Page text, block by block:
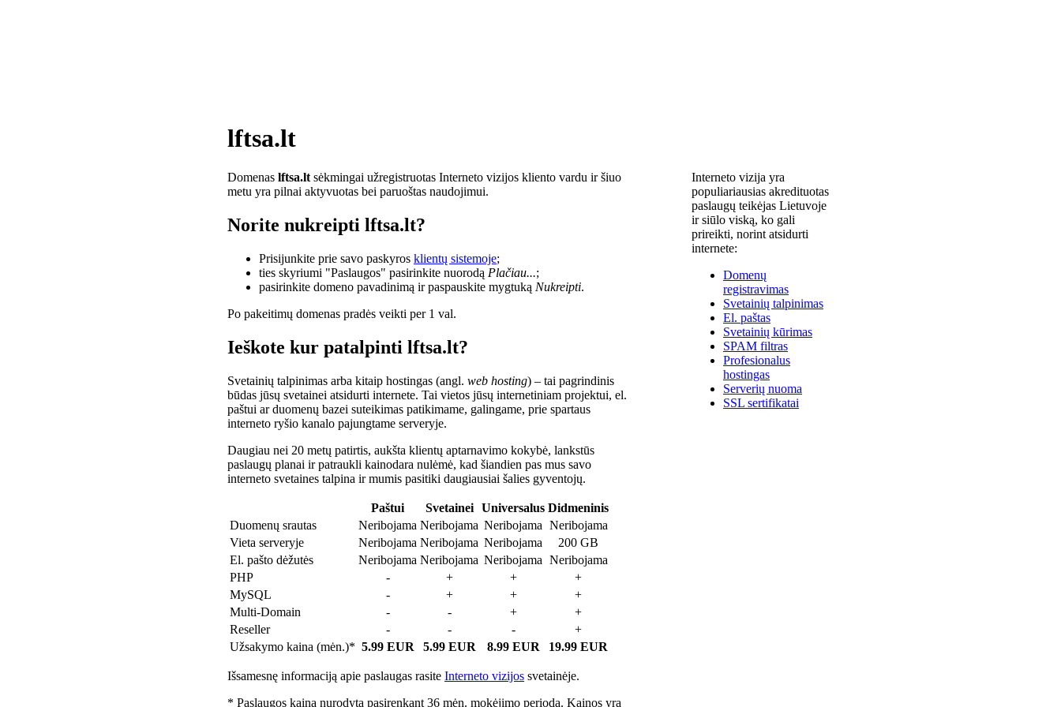
lftsa.lt
Domenas lftsa.lt sėkmingai užregistruotas Interneto vizijos kliento vardu ir šiuo
metu yra pilnai aktyvuotas bei paruoštas naudojimui.
Norite nukreipti lftsa.lt?
Prisijunkite prie savo paskyros klientų sistemoje;
ties skyriumi "Paslaugos" pasirinkite nuorodą Plačiau...;
pasirinkite domeno pavadinimą ir paspauskite mygtuką Nukreipti.
Po pakeitimų domenas pradės veikti per 1 val.
Ieškote kur patalpinti lftsa.lt?
Svetainių talpinimas arba kitaip hostingas (angl. web hosting) – tai pagrindinis
būdas jūsų svetainei atsidurti internete. Tai vietos jūsų internetiniam projektui, el.
paštui ar duomenų bazei suteikimas patikimame, galingame, prie spartaus
interneto ryšio kanalo pajungtame serveryje.
Daugiau nei 20 metų patirtis, aukšta klientų aptarnavimo kokybė, lankstūs
paslaugų planai ir patraukli kainodara nulėmė, kad šiandien pas mus savo
interneto svetaines talpina ir mumis pasitiki daugiausiai šalies gyventojų.
Paštui Svetainei Universalus Didmeninis
Duomenų srautas
Neribojama Neribojama Neribojama Neribojama
Vieta serveryje
Neribojama Neribojama Neribojama
200 GB
El. pašto dėžutės
Neribojama Neribojama Neribojama Neribojama
PHP
- + +
+
MySQL
- + +
+
Multi-Domain
- - +
+
Reseller
- - -
+
Užsakymo kaina (mėn.)* 5.99 EUR 5.99 EUR 8.99 EUR 19.99 EUR
Išsamesnę informaciją apie paslaugas rasite Interneto vizijos svetainėje.
* Paslaugos kaina nurodyta pasirenkant 36 mėn. mokėjimo periodą. Kainos yra
Interneto vizija yra
populiariausias akredituotas
paslaugų teikėjas Lietuvoje
ir siūlo viską, ko gali
prireikti, norint atsidurti
internete:
Domenų
registravimas
Svetainių talpinimas
El. paštas
Svetainių kūrimas
SPAM filtras
Profesionalus
hostingas
Serverių nuoma
SSL sertifikatai